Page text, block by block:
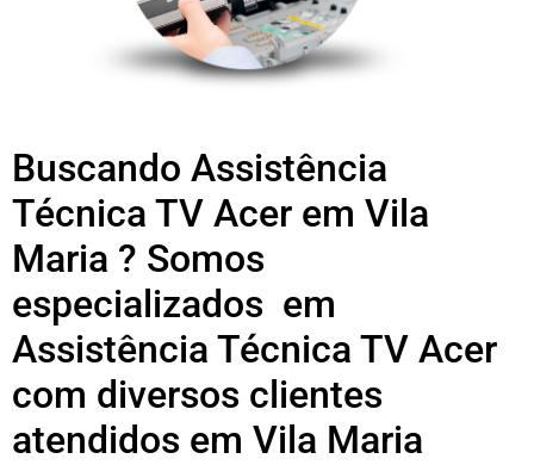
Buscando Assistência
Técnica TV Acer em Vila
Maria ? Somos
especializados em
Assistência Técnica TV Acer
com diversos clientes
atendidos em Vila Maria